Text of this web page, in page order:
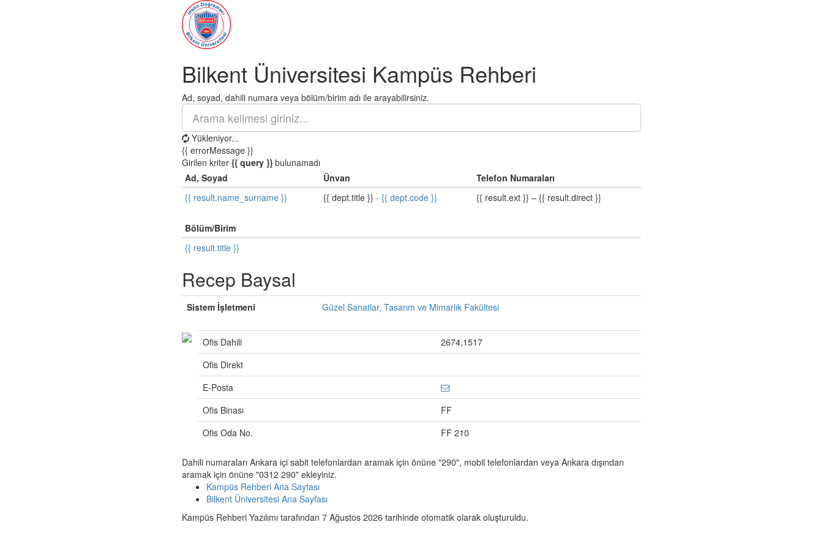
Bilkent Üniversitesi Kampüs Rehberi
Ad, soyad, dahili numara veya bölüm/birim adı ile arayabilirsiniz.
Yükleniyor...
{{ errorMessage }}
Girilen kriter {{ query }} bulunamadı
Ad, Soyad
Ünvan
Telefon Numaraları
{{ result.name_surname }}
{{ dept.title }} - {{ dept.code }} {{ result.ext }} – {{ result.direct }}
Bölüm/Birim
{{ result.title }}
Recep Baysal
Sistem İşletmeni Güzel Sanatlar, Tasarım ve Mimarlık Fakültesi
Ofis Dahili
2674,1517
Ofis Direkt
E-Posta
Ofis Binası
FF
Ofis Oda No.
FF 210
Dahili numaraları Ankara içi sabit telefonlardan aramak için önüne "290", mobil telefonlardan veya Ankara dışından
aramak için önüne "0312 290" ekleyiniz.
Kampüs Rehberi Ana Sayfası
Bilkent Üniversitesi Ana Sayfası
Kampüs Rehberi Yazılımı tarafından 7 Ağustos 2026 tarihinde otomatik olarak oluşturuldu.